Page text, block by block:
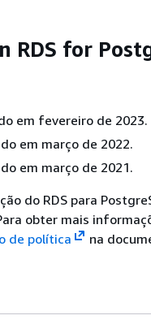
RDS for
em fevereiro de 2023.
em março de 2022.
em março de 2021.
do RDS para
obter mais
de política
na